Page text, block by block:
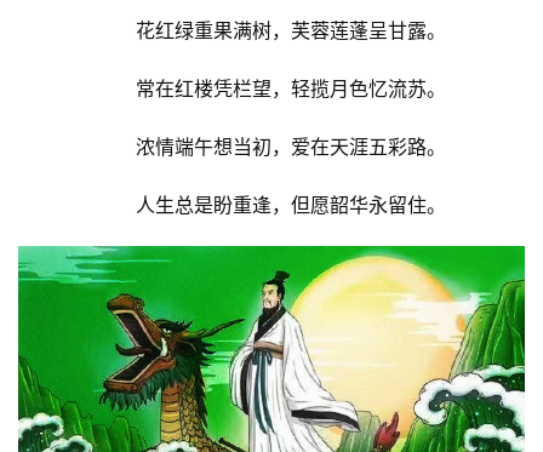
花红绿重果满树，芙蓉莲蓬呈甘露。
常在红楼凭栏望，轻揽月色忆流苏。
浓情端午想当初，爱在天涯五彩路。
人生总是盼重逢，但愿韶华永留住。